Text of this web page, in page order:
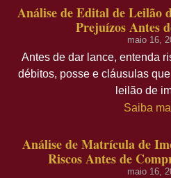
Análise de Edital de Leilão
Prejuízos Antes
maio 16,
Antes de dar lance, entenda
débitos, posse e cláusulas
leilão de
Saiba
Análise de Matrícula de
Riscos Antes de
maio 16,